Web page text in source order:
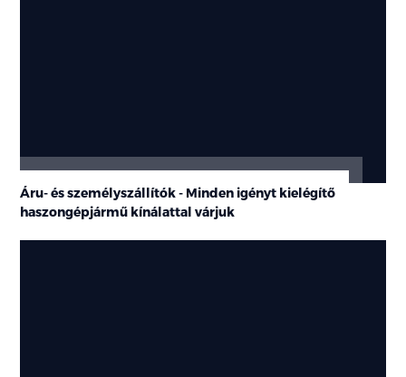
Áru- és személyszállítók - Minden igényt kielégítő
haszongépjármű kínálattal várjuk